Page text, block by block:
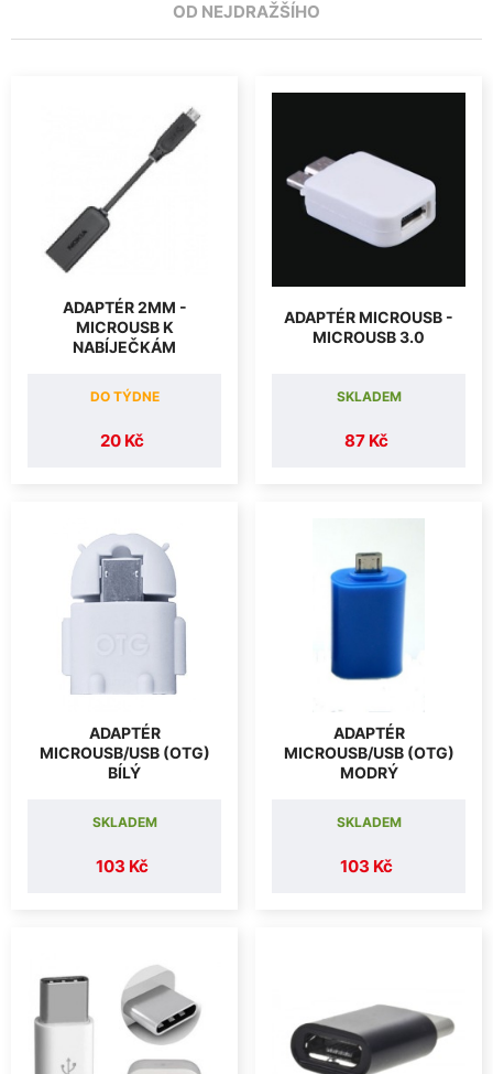
OD NEJDRAŽŠÍHO
ADAPTÉR 2MM -
MICROUSB K
NABÍJEČKÁM
20 Kč
DO TÝDNE
ADAPTÉR MICROUSB -
MICROUSB 3.0
87 Kč
SKLADEM
ADAPTÉR
MICROUSB/USB (OTG)
BÍLÝ
103 Kč
SKLADEM
ADAPTÉR
MICROUSB/USB (OTG)
MODRÝ
103 Kč
SKLADEM